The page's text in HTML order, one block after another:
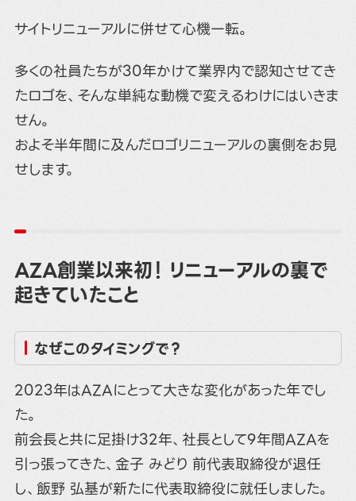
サイトリニューアルに併せて心機一転。
多くの社員たちが30年かけて業界内で認知させてき
たロゴを、そんな単純な動機で変えるわけにはいきま
せん。
およそ半年間に及んだロゴリニューアルの裏側をお見
せします。
AZA創業以来初！ リニューアルの裏で
起きていたこと
なぜこのタイミングで？
2023年はAZAにとって大きな変化があった年でし
た。
前会長と共に足掛け32年、社長として9年間AZAを
引っ張ってきた、金子 みどり 前代表取締役が退任
し、飯野 弘基が新たに代表取締役に就任しました。